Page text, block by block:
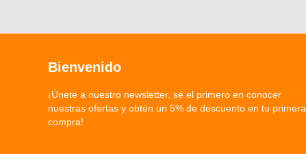
Bienvenido
¡Únete a nuestro newsletter, sé el primero en conocer
nuestras ofertas y obtén un 5% de descuento en tu primera
compra!